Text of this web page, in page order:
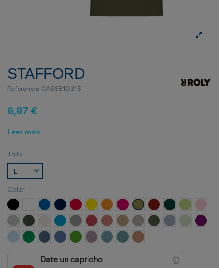
STAFFORD
Referencia CA66810315
6,97 €
Leer más
Talla
Color
NEGRO BLANCOROYAL MARINOROJO AMARILLONARANJAROSETONVERDE MILITAR
GRANATEVERDE BOTELLA
VERDE
GRIS VIGOREPLOMO OSCURO
BLANCO VINTAGE
TURQUESA
OPALO ROJO CRISANTEMO
NARANJA CLAY
ARENA GRIS PIEDRAVERDE AVENTURA
AZUL ZENVERDE
CELESTEVERDE KELLY
AZUL DENIMAZUL RIVIERA
VERDE GRASS
LAVANDAAZUL LAVADO
AZUL DUSTYNARANJA GREEK
Date un capricho